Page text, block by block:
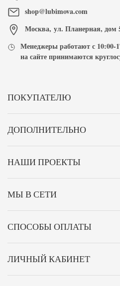
shop@lubimova.com
Москва, ул. Планерная, дом
Менеджеры работают с 10:00-
на сайте принимаются
ПОКУПАТЕЛЮ
ДОПОЛНИТЕЛЬНО
НАШИ ПРОЕКТЫ
МЫ В СЕТИ
СПОСОБЫ ОПЛАТЫ
ЛИЧНЫЙ КАБИНЕТ